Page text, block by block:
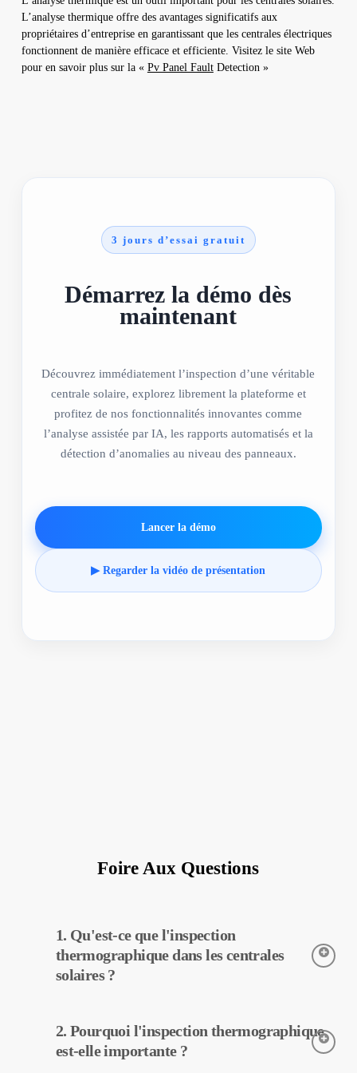
L’analyse thermique offre des avantages significatifs aux
propriétaires d’entreprise en garantissant que les centrales électriques
fonctionnent de manière efficace et efficiente. Visitez le site Web
pour en savoir plus sur la « Pv Panel FaultDetection »
3 jours d’essai gratuit
Démarrez la démo dès
maintenant
Découvrez immédiatement l’inspection d’une véritable
centrale solaire, explorez librement la plateforme et
profitez de nos fonctionnalités innovantes comme
l’analyse assistée par IA, les rapports automatisés et la
détection d’anomalies au niveau des panneaux.
Lancer la démo
▶ Regarder la vidéo de présentation
Foire Aux Questions
1. Qu'est-ce que l'inspection
thermographique dans les centrales
solaires ?
détecter les températures des équipements dans les centrales
solaires. Grâce à cette inspection, les pannes potentielles peuvent
2. Pourquoi l'inspection thermographique
est-elle importante ?